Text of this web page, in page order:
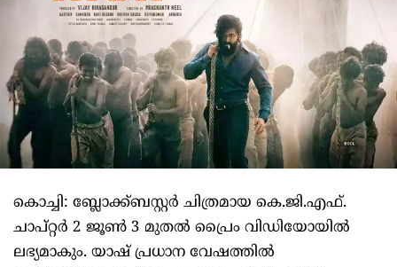
കൊച്ചി: ബ്ലോക്ക്ബസ്റ്റര്‍ ചിത്രമായ കെ.ജി.എഫ്.
ചാപ്റ്റര്‍ 2 ജൂണ്‍ 3 മുതല്‍ പ്രൈം വിഡിയോയില്‍
ലഭ്യമാകും. യാഷ് പ്രധാന വേഷത്തില്‍